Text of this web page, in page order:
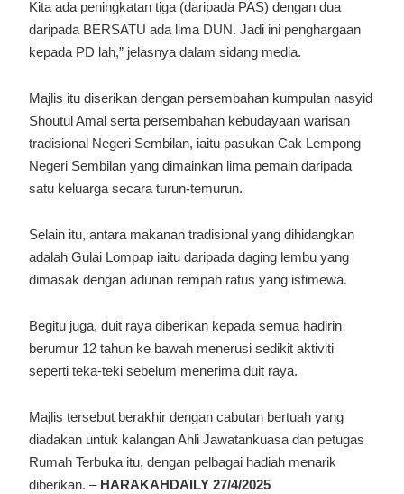
Kita ada peningkatan tiga (daripada PAS) dengan dua
daripada BERSATU ada lima DUN. Jadi ini penghargaan
kepada PD lah,” jelasnya dalam sidang media.
Majlis itu diserikan dengan persembahan kumpulan nasyid
Shoutul Amal serta persembahan kebudayaan warisan
tradisional Negeri Sembilan, iaitu pasukan Cak Lempong
Negeri Sembilan yang dimainkan lima pemain daripada
satu keluarga secara turun-temurun.
Selain itu, antara makanan tradisional yang dihidangkan
adalah Gulai Lompap iaitu daripada daging lembu yang
dimasak dengan adunan rempah ratus yang istimewa.
Begitu juga, duit raya diberikan kepada semua hadirin
berumur 12 tahun ke bawah menerusi sedikit aktiviti
seperti teka-teki sebelum menerima duit raya.
Majlis tersebut berakhir dengan cabutan bertuah yang
diadakan untuk kalangan Ahli Jawatankuasa dan petugas
Rumah Terbuka itu, dengan pelbagai hadiah menarik
diberikan. – HARAKAHDAILY 27/4/2025